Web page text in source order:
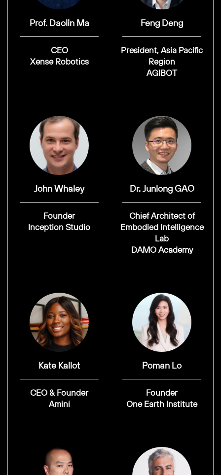
Prof. Daolin Ma
CEO
Xense Robotics
Feng Deng
President, Asia Pacific
Region
AGIBOT
John Whaley
Founder
Inception Studio
Dr. Junlong GAO
Chief Architect of
Embodied Intelligence
Lab
DAMO Academy
Kate Kallot
CEO & Founder
Amini
Poman Lo
Founder
One Earth Institute